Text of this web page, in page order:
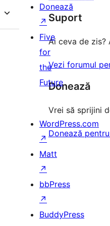
(stele)
recenzii
Suport
Ai ceva de zis?
Vezi forumul
Donează
Vrei să sprijini
Donează
Donează
↗
Five
for
the
Future
WordPress.com
↗
Matt
↗
bbPress
↗
BuddyPress